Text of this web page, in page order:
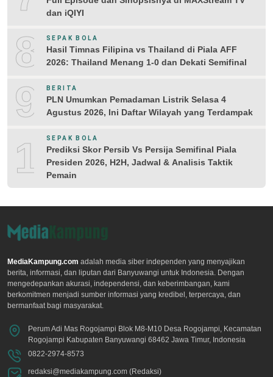
dan iQIYI
8 SEPAK BOLA
Hasil Timnas Filipina vs Thailand di Piala AFF
2026: Thailand Menang 1-0 dan Dekati Semifinal
9 BERITA
PLN Umumkan Pemadaman Listrik Selasa 4
Agustus 2026, Ini Daftar Wilayah yang Terdampak
10SEPAK BOLA
Prediksi Skor Persib Vs Persija Semifinal Piala
Presiden 2026, H2H, Jadwal & Analisis Taktik
Pemain
MediaKampung.com adalah media siber independen yang menyajikan
berita, informasi, dan liputan dari Banyuwangi untuk Indonesia. Dengan
mengedepankan akurasi, independensi, dan keberimbangan, kami
berkomitmen menjadi sumber informasi yang kredibel, terpercaya, dan
bermanfaat bagi masyarakat.
Perum Adi Mas Rogojampi Blok M8-M10 Desa Rogojampi, Kecamatan
Rogojampi Kabupaten Banyuwangi 68462 Jawa Timur, Indonesia
0822-2974-8573
redaksi@mediakampung.com (Redaksi)